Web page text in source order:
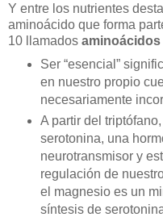
Y entre los nutrientes
aminoácido que forma
10 llamados
Ser “esencial”
en nuestro propio
necesariamente
A partir del
serotonina, una
neurotransmisor y
regulación de
el magnesio es un
síntesis de